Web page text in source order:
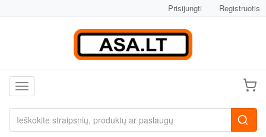
Prisijungti Registruotis
Toggle navigation